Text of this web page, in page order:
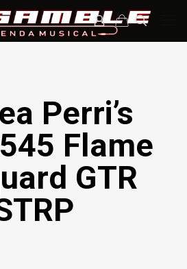
Perri’s
Flame
GTR